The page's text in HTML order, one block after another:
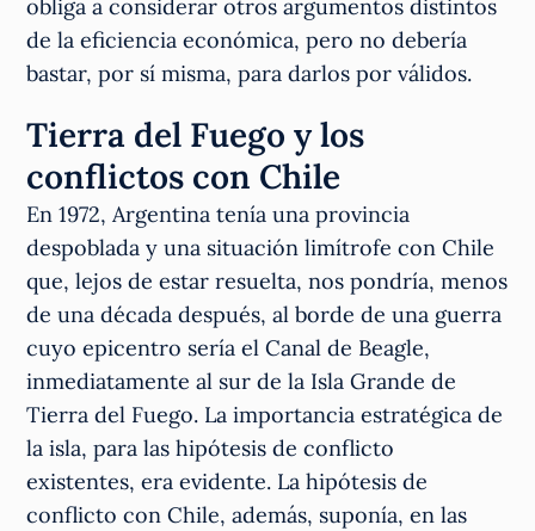
obliga a considerar otros argumentos distintos
de la eficiencia económica, pero no debería
bastar, por sí misma, para darlos por válidos.
Tierra del Fuego y los
conflictos con Chile
En 1972, Argentina tenía una provincia
despoblada y una situación limítrofe con Chile
que, lejos de estar resuelta, nos pondría, menos
de una década después, al borde de una guerra
cuyo epicentro sería el Canal de Beagle,
inmediatamente al sur de la Isla Grande de
Tierra del Fuego. La importancia estratégica de
la isla, para las hipótesis de conflicto
existentes, era evidente. La hipótesis de
conflicto con Chile, además, suponía, en las